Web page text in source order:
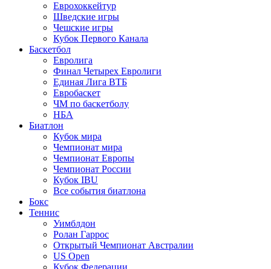
Еврохоккейтур
Шведские игры
Чешские игры
Кубок Первого Канала
Баскетбол
Евролига
Финал Четырех Евролиги
Единая Лига ВТБ
Евробаскет
ЧМ по баскетболу
НБА
Биатлон
Кубок мира
Чемпионат мира
Чемпионат Европы
Чемпионат России
Кубок IBU
Все события биатлона
Бокс
Теннис
Уимблдон
Ролан Гаррос
Открытый Чемпионат Австралии
US Open
Кубок Федерации